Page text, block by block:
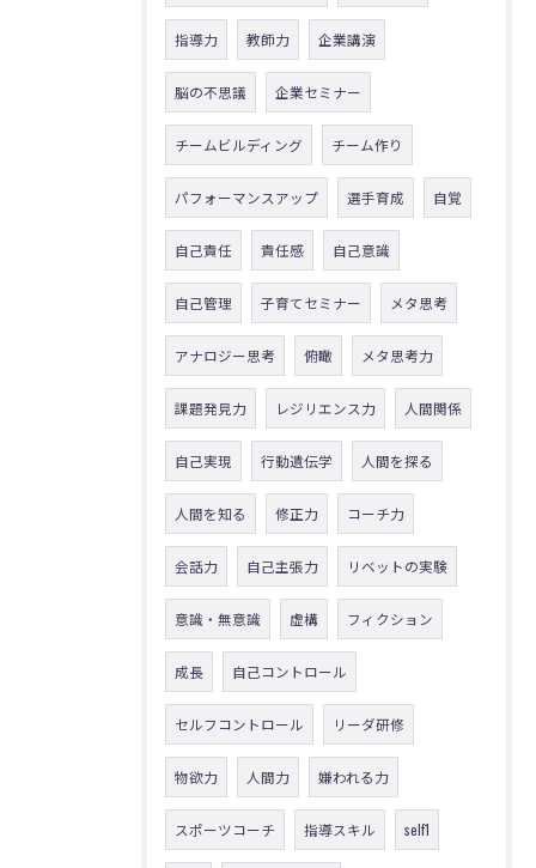
指導力 教師力 企業講演
脳の不思議 企業セミナー
チームビルディング チーム作り
パフォーマンスアップ 選手育成 自覚
自己責任 責任感 自己意識
自己管理 子育てセミナー メタ思考
アナロジー思考 俯瞰 メタ思考力
課題発見力 レジリエンス力 人間関係
自己実現 行動遺伝学 人間を探る
人間を知る 修正力 コーチ力
会話力 自己主張力 リベットの実験
意識・無意識 虚構 フィクション
成長 自己コントロール
セルフコントロール リーダ研修
物欲力 人間力 嫌われる力
スポーツコーチ 指導スキル self1